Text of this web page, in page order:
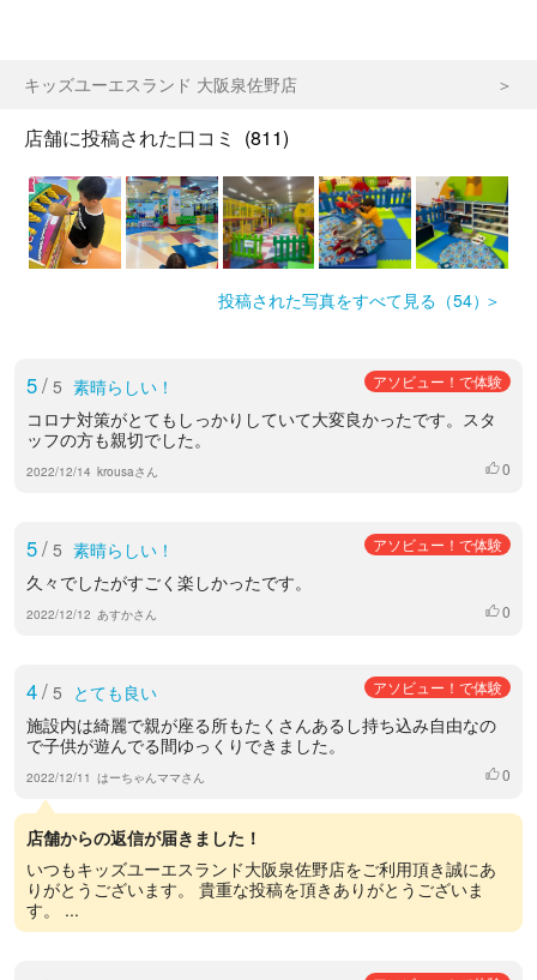
キッズユーエスランド 大阪泉佐野店
店舗に投稿された口コミ (811)
投稿された写真をすべて見る（54）
5/ 5 素晴らしい！ アソビュー！で体験
コロナ対策がとてもしっかりしていて大変良かったです。スタ
ッフの方も親切でした。
2022/12/14 krousaさん いいね
0
5/ 5 素晴らしい！ アソビュー！で体験
久々でしたがすごく楽しかったです。
2022/12/12 あすかさん いいね
0
4/ 5 とても良い アソビュー！で体験
施設内は綺麗で親が座る所もたくさんあるし持ち込み自由なの
で子供が遊んでる間ゆっくりできました。
2022/12/11 はーちゃんママさん いいね
0
店舗からの返信が届きました！
いつもキッズユーエスランド大阪泉佐野店をご利用頂き誠にあ
りがとうございます。 貴重な投稿を頂きありがとうございま
す。 ...